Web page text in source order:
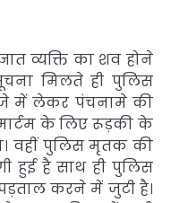
व्यक्ति का शव होने
मिलते ही पुलिस
में लेकर पंचनामे की
के लिए रूड़की के
वहीं पुलिस मृतक की
हुई है साथ ही पुलिस
करने में जुटी है।